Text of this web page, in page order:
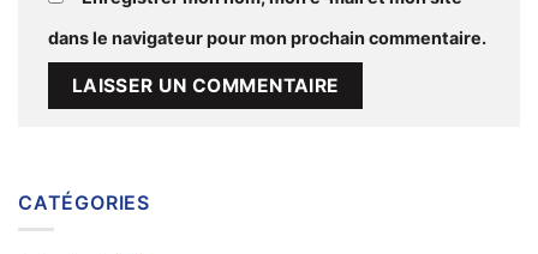
dans le navigateur pour mon prochain commentaire.
CATÉGORIES